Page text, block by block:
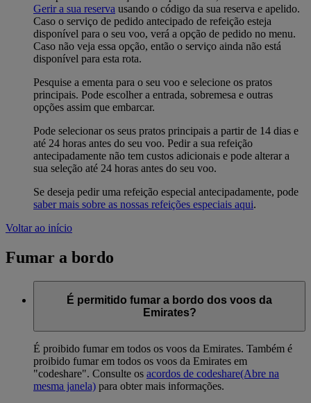
Gerir a sua reserva usando o código da sua reserva e apelido.
Caso o serviço de pedido antecipado de refeição esteja
disponível para o seu voo, verá a opção de pedido no menu.
Caso não veja essa opção, então o serviço ainda não está
disponível para esta rota.
Pesquise a ementa para o seu voo e selecione os pratos
principais. Pode escolher a entrada, sobremesa e outras
opções assim que embarcar.
Pode selecionar os seus pratos principais a partir de 14 dias e
até 24 horas antes do seu voo. Pedir a sua refeição
antecipadamente não tem custos adicionais e pode alterar a
sua seleção até 24 horas antes do seu voo.
Se deseja pedir uma refeição especial antecipadamente, pode
saber mais sobre as nossas refeições especiais aqui.
Voltar ao início
Fumar a bordo
É permitido fumar a bordo dos voos da
Emirates?
É proibido fumar em todos os voos da Emirates. Também é
proibido fumar em todos os voos da Emirates em
"codeshare". Consulte os acordos de codeshare(Abre na
mesma janela) para obter mais informações.